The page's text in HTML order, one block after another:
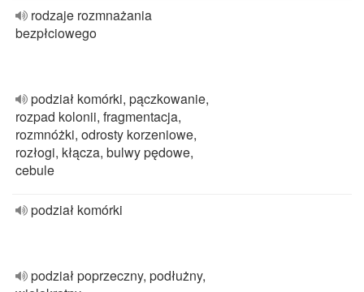
rodzaje rozmnażania
bezpłciowego
podział komórki, pączkowanie,
rozpad kolonii, fragmentacja,
rozmnóżki, odrosty korzeniowe,
rozłogi, kłącza, bulwy pędowe,
cebule
podział komórki
podział poprzeczny, podłużny,